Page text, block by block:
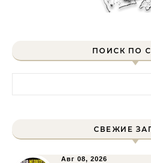
ПОИСК ПО
СВЕЖИЕ
Авг 08, 2026